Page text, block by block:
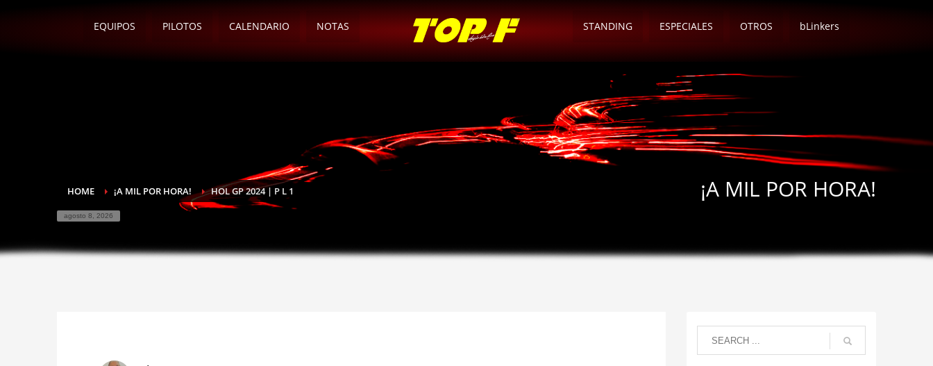
EQUIPOS PILOTOS CALENDARIO NOTAS STANDING ESPECIALES OTROS bLinkers
HOME ¡A MIL POR HORA! HOL GP 2024 | P L 1
agosto 8, 2026
¡A MIL POR HORA!